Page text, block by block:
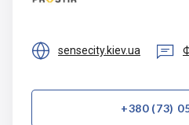
 sensecity.kiev.ua 
+380 (73)